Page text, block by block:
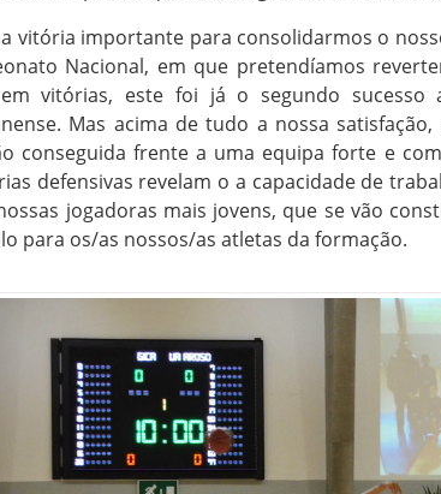
vitória importante para consolidarmos o
Nacional, em que pretendíamos
vitórias, este foi já o segundo sucesso
Mas acima de tudo a nossa
conseguida frente a uma equipa forte e
defensivas revelam o a capacidade de
jogadoras mais jovens, que se vão
para os/as nossos/as atletas da formação.